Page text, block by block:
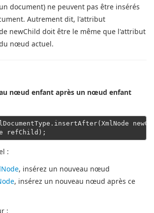
document) ne peuvent pas être insérés
Autrement dit, l'attribut
newChild doit être le même que l'attribut
nœud actuel.
nœud enfant après un nœud enfant
refChild);
:
, insérez un nouveau nœud
, insérez un nouveau nœud après ce
: